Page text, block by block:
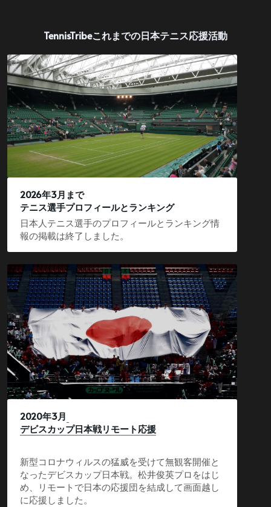
TennisTribeこれまでの日本テニス応援活動
2026年3月まで
テニス選手プロフィールとランキング
日本人テニス選手のプロフィールとランキング情
報の掲載は終了しました。
2020年3月
デビスカップ日本戦リモート応援
新型コロナウィルスの猛威を受けて無観客開催と
なったデビスカップ日本戦。松井俊英プロをはじ
め、リモートで日本の応援団を結成して画面越し
に応援しました。